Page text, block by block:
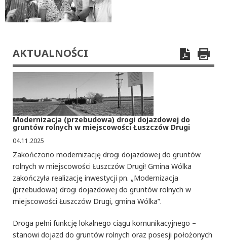
AKTUALNOŚCI
Modernizacja (przebudowa) drogi dojazdowej do
gruntów rolnych w miejscowości Łuszczów Drugi
04.11.2025
Zakończono modernizację drogi dojazdowej do gruntów
rolnych w miejscowości Łuszczów Drugi! Gmina Wólka
zakończyła realizację inwestycji pn. „Modernizacja
(przebudowa) drogi dojazdowej do gruntów rolnych w
miejscowości Łuszczów Drugi, gmina Wólka”.
Droga pełni funkcję lokalnego ciągu komunikacyjnego –
stanowi dojazd do gruntów rolnych oraz posesji położonych